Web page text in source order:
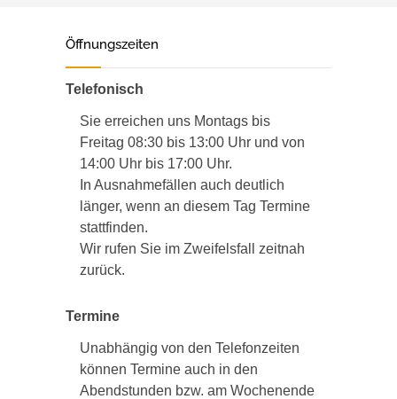
Öffnungszeiten
Telefonisch
Sie erreichen uns Montags bis
Freitag 08:30 bis 13:00 Uhr und von
14:00 Uhr bis 17:00 Uhr.
In Ausnahmefällen auch deutlich
länger, wenn an diesem Tag Termine
stattfinden.
Wir rufen Sie im Zweifelsfall zeitnah
zurück.
Termine
Unabhängig von den Telefonzeiten
können Termine auch in den
Abendstunden bzw. am Wochenende